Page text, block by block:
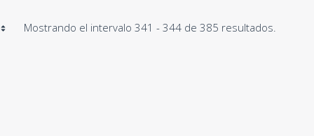
Mostrando el intervalo 341 - 344 de 385 resultados.